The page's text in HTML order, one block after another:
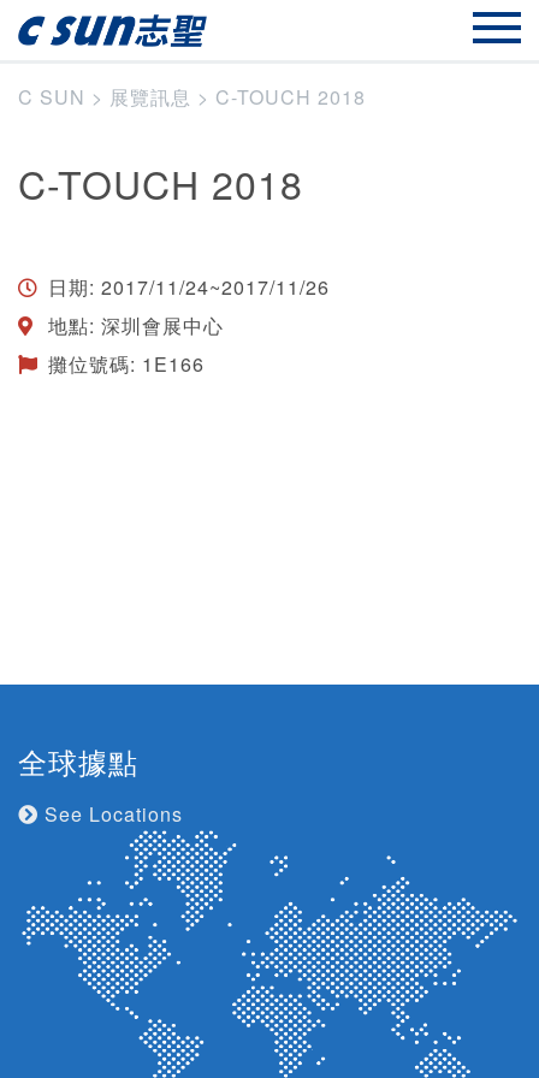
C SUN > 展覽訊息 > C-TOUCH 2018
C-TOUCH 2018
日期: 2017/11/24~2017/11/26
地點: 深圳會展中心
攤位號碼: 1E166
全球據點
See Locations